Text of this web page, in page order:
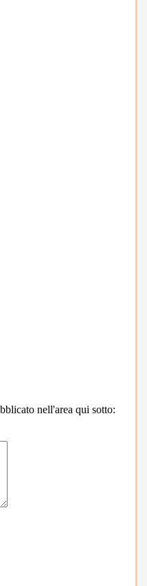
nell'area qui sotto: